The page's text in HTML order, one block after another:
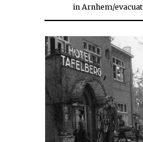
in Arnhem/